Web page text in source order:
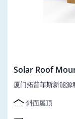
Solar Roof
厦门拓普菲斯新能源
斜面屋顶